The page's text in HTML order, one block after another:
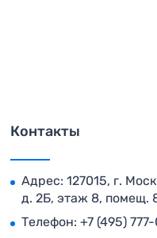
Контакты
Адрес: 127015, г.
д. 2Б, этаж 8, помещ.
Телефон: +7 (495)